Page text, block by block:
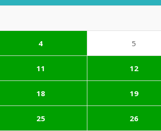
4 5
11 12
18 19
25 26